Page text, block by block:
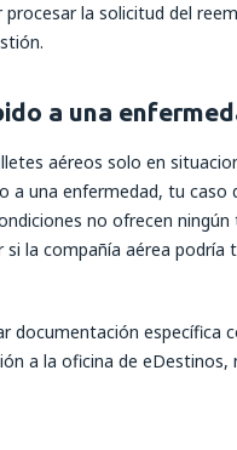
la solicitud del
a una
aéreos solo en
a una enfermedad, tu caso
no ofrecen ningún
la compañía aérea podría
documentación específica
a la oficina de eDestinos,